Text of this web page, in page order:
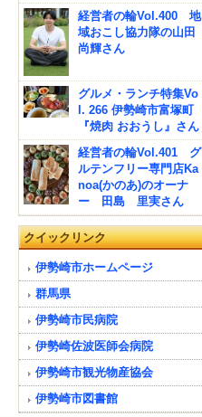
経営者の輪Vol.400 地
域おこし協力隊の山田
尚輝さん
グルメ・ランチ特集Vo
l. 266 伊勢崎市富塚町
『焼肉 おおうし』さん
経営者の輪Vol.401 グ
ルテンフリー専門店Ka
noa(かのあ)のオーナ
ー 田島 里実さん
クイックリンク
伊勢崎市ホームページ
群馬県
伊勢崎市民病院
伊勢崎佐波医師会病院
伊勢崎市観光物産協会
伊勢崎市図書館